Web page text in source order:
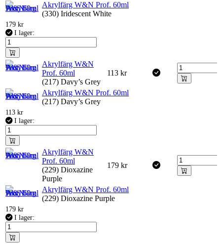
Akrylfärg W&N Prof. 60ml
(330) Iridescent White
179 kr
I lager:
Akrylfärg W&N
Prof. 60ml
(217) Davy’s Grey
113 kr
Akrylfärg W&N Prof. 60ml
(217) Davy’s Grey
113 kr
I lager:
Akrylfärg W&N
Prof. 60ml
(229) Dioxazine
Purple
179 kr
Akrylfärg W&N Prof. 60ml
(229) Dioxazine Purple
179 kr
I lager: